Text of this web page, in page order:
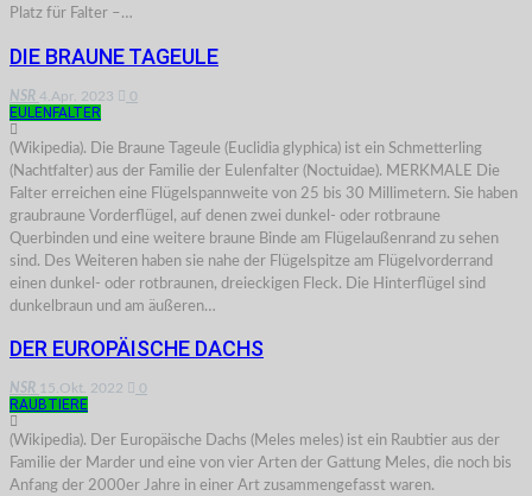
Platz für Falter –…
DIE BRAUNE TAGEULE
NSR 4.Apr. 2023 0
EULENFALTER
(Wikipedia). Die Braune Tageule (Euclidia glyphica) ist ein Schmetterling
(Nachtfalter) aus der Familie der Eulenfalter (Noctuidae). MERKMALE Die
Falter erreichen eine Flügelspannweite von 25 bis 30 Millimetern. Sie haben
graubraune Vorderflügel, auf denen zwei dunkel- oder rotbraune
Querbinden und eine weitere braune Binde am Flügelaußenrand zu sehen
sind. Des Weiteren haben sie nahe der Flügelspitze am Flügelvorderrand
einen dunkel- oder rotbraunen, dreieckigen Fleck. Die Hinterflügel sind
dunkelbraun und am äußeren…
DER EUROPÄISCHE DACHS
NSR 15.Okt. 2022 0
RAUBTIERE
(Wikipedia). Der Europäische Dachs (Meles meles) ist ein Raubtier aus der
Familie der Marder und eine von vier Arten der Gattung Meles, die noch bis
Anfang der 2000er Jahre in einer Art zusammengefasst waren.